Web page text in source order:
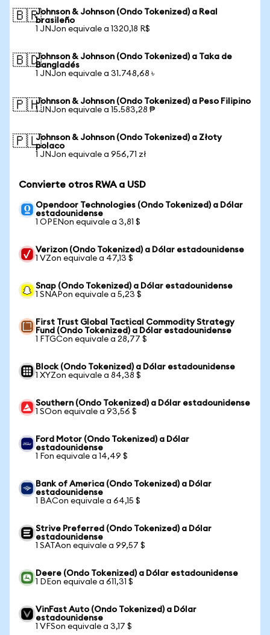
🇧🇷Johnson & Johnson (Ondo Tokenized) a Real
brasileño
1 JNJon equivale a 1320,18 R$
🇧🇩Johnson & Johnson (Ondo Tokenized) a Taka de
Bangladés
1 JNJon equivale a 31.748,68 ৳
🇵🇭Johnson & Johnson (Ondo Tokenized) a Peso Filipino
1 JNJon equivale a 15.583,28 ₱
🇵🇱Johnson & Johnson (Ondo Tokenized) a Złoty
polaco
1 JNJon equivale a 956,71 zł
Convierte otros RWA a USD
Opendoor Technologies (Ondo Tokenized) a Dólar
estadounidense
1 OPENon equivale a 3,81 $
Verizon (Ondo Tokenized) a Dólar estadounidense
1 VZon equivale a 47,13 $
Snap (Ondo Tokenized) a Dólar estadounidense
1 SNAPon equivale a 5,23 $
First Trust Global Tactical Commodity Strategy
Fund (Ondo Tokenized) a Dólar estadounidense
1 FTGCon equivale a 28,77 $
Block (Ondo Tokenized) a Dólar estadounidense
1 XYZon equivale a 84,38 $
Southern (Ondo Tokenized) a Dólar estadounidense
1 SOon equivale a 93,56 $
Ford Motor (Ondo Tokenized) a Dólar
estadounidense
1 Fon equivale a 14,49 $
Bank of America (Ondo Tokenized) a Dólar
estadounidense
1 BACon equivale a 64,15 $
Strive Preferred (Ondo Tokenized) a Dólar
estadounidense
1 SATAon equivale a 99,57 $
Deere (Ondo Tokenized) a Dólar estadounidense
1 DEon equivale a 611,31 $
VinFast Auto (Ondo Tokenized) a Dólar
estadounidense
1 VFSon equivale a 3,17 $